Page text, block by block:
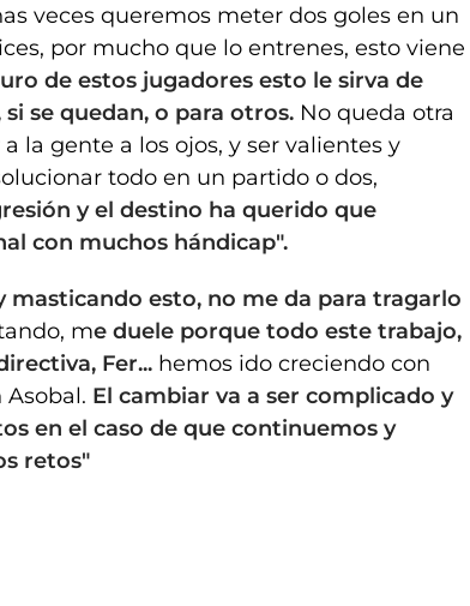
veces queremos meter dos goles en un
por mucho que lo entrenes, esto viene
de estos jugadores esto le sirva de
se quedan, o para otros. No queda otra
la gente a los ojos, y ser valientes y
todo en un partido o dos,
y el destino ha querido que
con muchos hándicap".
masticando esto, no me da para tragarlo
me duele porque todo este trabajo,
Fer... hemos ido creciendo con
El cambiar va a ser complicado y
en el caso de que continuemos y
retos"